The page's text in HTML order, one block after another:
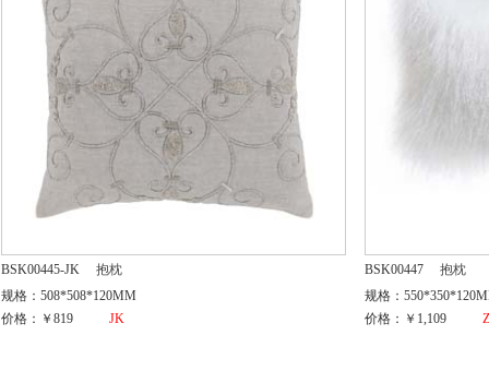
BSK00445-JK
抱枕
规格：508*508*120MM
价格：￥819
JK
BSK00447
抱枕
规格：
价格：￥1,109